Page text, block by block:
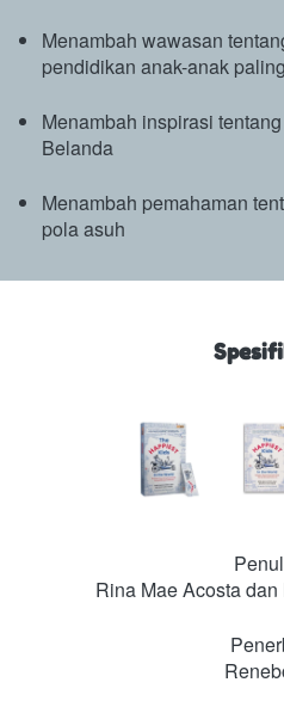
Menambah wawasan
pendidikan anak-anak
Menambah inspirasi
Belanda
Menambah pemahaman
pola asuh
Rina Mae Acosta